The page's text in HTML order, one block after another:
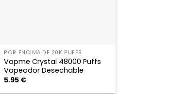
POR ENCIMA DE 20K PUFFS
Vapme Crystal 48000 Puffs
Vapeador Desechable
5.95 €